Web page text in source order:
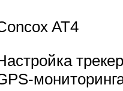
AT4